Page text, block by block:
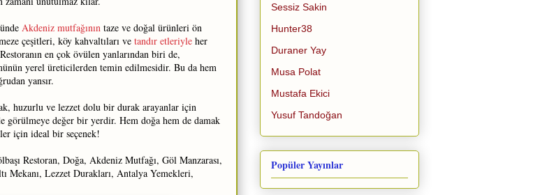
Akdeniz mutfağının taze ve doğal ürünleri ön
çeşitleri, köy kahvaltıları ve tandır etleriyle her
en çok övülen yanlarından biri de,
yerel üreticilerden temin edilmesidir. Bu da hem
yansır.
huzurlu ve lezzet dolu bir durak arayanlar için
görülmeye değer bir yerdir. Hem doğa hem de damak
için ideal bir seçenek!
Restoran, Doğa, Akdeniz Mutfağı, Göl Manzarası,
Mekanı, Lezzet Durakları, Antalya Yemekleri,
Sessiz Sakin
Hunter38
Duraner Yay
Musa Polat
Mustafa Ekici
Yusuf Tandoğan
Popüler Yayınlar